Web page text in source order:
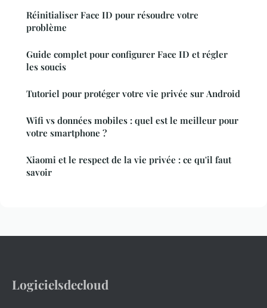
Réinitialiser Face ID pour résoudre votre
problème
Guide complet pour configurer Face ID et régler
les soucis
Tutoriel pour protéger votre vie privée sur Android
Wifi vs données mobiles : quel est le meilleur pour
votre smartphone ?
Xiaomi et le respect de la vie privée : ce qu'il faut
savoir
Logicielsdecloud